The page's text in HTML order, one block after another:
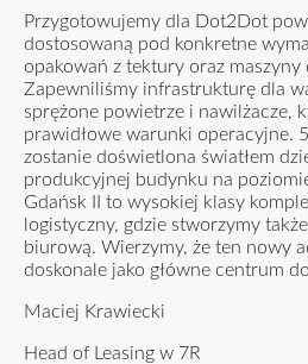
Przygotowujemy dla Dot2Dot
dostosowaną pod konkretne
opakowań z tektury oraz maszyny
Zapewniliśmy infrastrukturę dla
sprężone powietrze i nawilżacze,
prawidłowe warunki operacyjne.
zostanie doświetlona światłem
produkcyjnej budynku na
Gdańsk II to wysokiej klasy
logistyczny, gdzie stworzymy
biurową. Wierzymy, że ten nowy
doskonale jako główne centrum
Maciej Krawiecki
Head of Leasing w 7R